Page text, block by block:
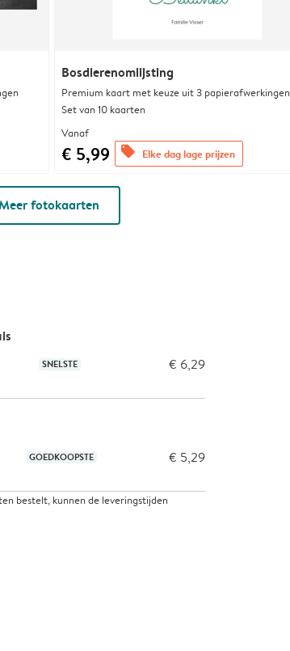
Bosdierenomlijsting
Premium kaart met keuze uit 3 papierafwerkingen
Set van 10 kaarten
Vanaf
€ 5,99 offers Elke dag lage prijzen
fotokaarten
SNELSTE € 6,29
GOEDKOOPSTE € 5,29
bestelt, kunnen de leveringstijden